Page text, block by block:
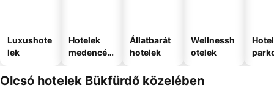
Luxushote
lek
Hotelek
medencév
Állatbarát
hotelek
Wellnessh
otelek
Olcsó hotelek Bükfürdő közelében